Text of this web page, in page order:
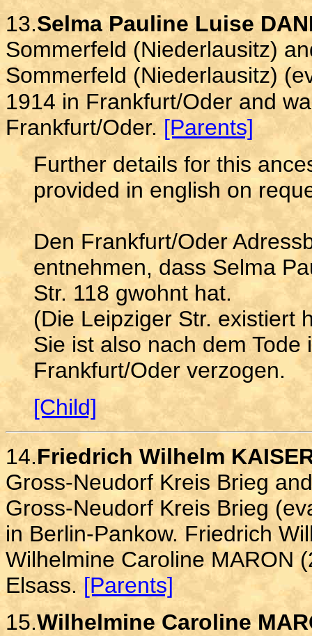
13.Selma Pauline Luise
Sommerfeld (Niederlausitz)
Sommerfeld (Niederlausitz)
1914 in Frankfurt/Oder and
Frankfurt/Oder. [Parents]
Further details for this
provided in english on
Den Frankfurt/Oder
entnehmen, dass Selma
Str. 118 gwohnt hat.
(Die Leipziger Str. existiert
Sie ist also nach dem
Frankfurt/Oder verzogen.
[Child]
14.Friedrich Wilhelm
Gross-Neudorf Kreis Brieg
Gross-Neudorf Kreis Brieg
in Berlin-Pankow. Friedrich
Wilhelmine Caroline MARON
Elsass. [Parents]
15.Wilhelmine Caroline